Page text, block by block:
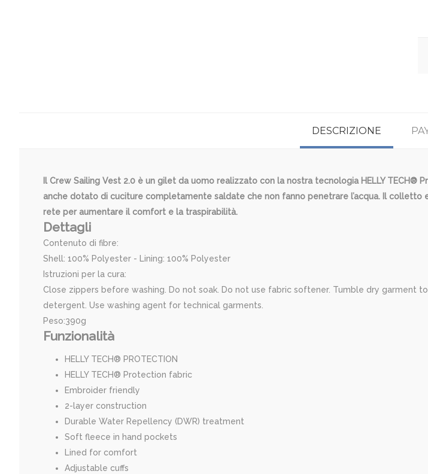
DESCRIZIONE
Il Crew Sailing Vest 2.0 è un gilet da uomo realizzato con la nostra tecnologia HELLY
anche dotato di cuciture completamente saldate che non fanno penetrare l’acqua. Il
rete per aumentare il comfort e la traspirabilità.
Dettagli
Contenuto di fibre:
Shell: 100% Polyester - Lining: 100% Polyester
Istruzioni per la cura:
Close zippers before washing. Do not soak. Do not use fabric softener. Tumble dry
detergent. Use washing agent for technical garments.
Peso:390g
Funzionalità
HELLY TECH® PROTECTION
HELLY TECH® Protection fabric
Embroider friendly
2-layer construction
Durable Water Repellency (DWR) treatment
Soft fleece in hand pockets
Lined for comfort
Adjustable cuffs